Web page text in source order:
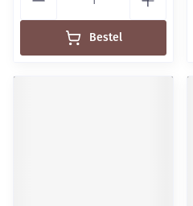
Bestel